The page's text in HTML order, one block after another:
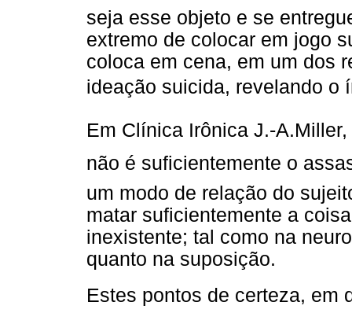
seja esse objeto e se
extremo de colocar em jogo
coloca em cena, em um dos
ideação suicida, revelando
Em Clínica Irônica J.-
não é suficientemente o
um modo de relação do
matar suficientemente a
inexistente; tal como na
quanto na suposição.
Estes pontos de certeza, em